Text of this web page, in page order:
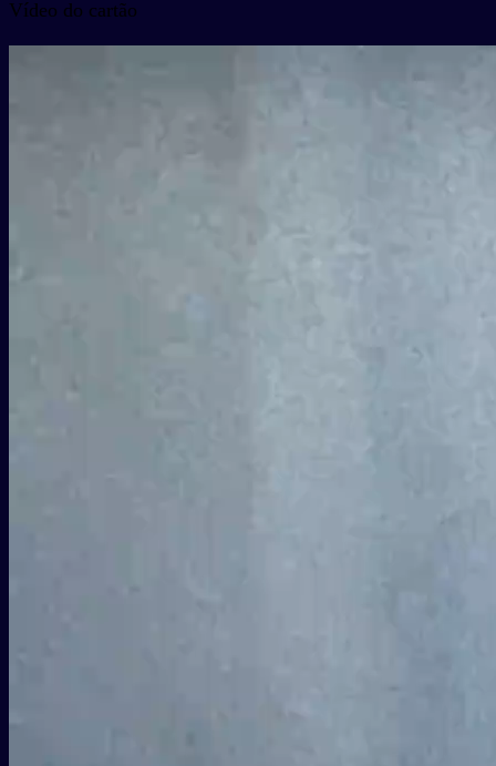
Vídeo do cartão